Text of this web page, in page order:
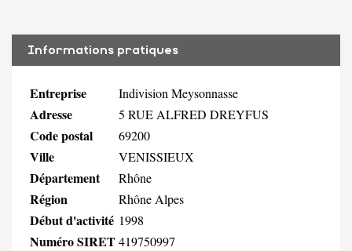
Informations pratiques
Entreprise Indivision Meysonnasse
Adresse 5 RUE ALFRED DREYFUS
Code postal 69200
Ville VENISSIEUX
Département Rhône
Région Rhône Alpes
Début d'activité 1998
Numéro SIRET419750997